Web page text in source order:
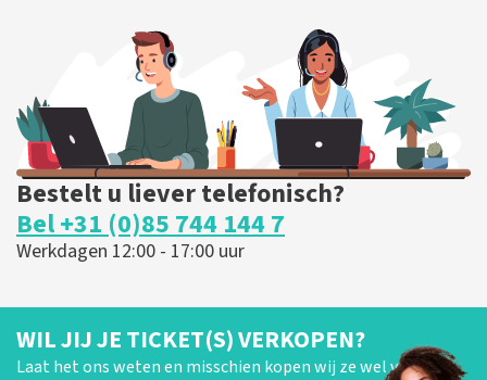
Bestelt u liever telefonisch?
Bel +31 (0)85 744 144 7
Werkdagen 12:00 - 17:00 uur
WIL JIJ JE TICKET(S) VERKOPEN?
Laat het ons weten en misschien kopen wij ze wel van je!